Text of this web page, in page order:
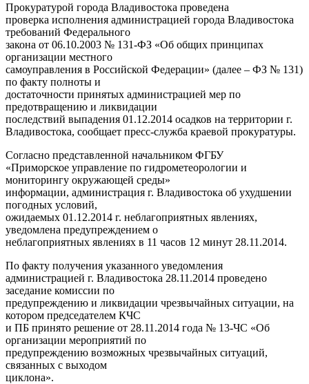
Прокуратурой города Владивостока проведена
проверка исполнения администрацией города Владивостока
требований Федерального
закона от 06.10.2003 № 131-ФЗ «Об общих принципах
организации местного
самоуправления в Российской Федерации» (далее – ФЗ № 131)
по факту полноты и
достаточности принятых администрацией мер по
предотвращению и ликвидации
последствий выпадения 01.12.2014 осадков на территории г.
Владивостока, сообщает пресс-служба краевой прокуратуры.
Согласно представленной начальником ФГБУ
«Приморское управление по гидрометеорологии и
мониторингу окружающей среды»
информации, администрация г. Владивостока об ухудшении
погодных условий,
ожидаемых 01.12.2014 г. неблагоприятных явлениях,
уведомлена предупреждением о
неблагоприятных явлениях в 11 часов 12 минут 28.11.2014.
По факту получения указанного уведомления
администрацией г. Владивостока 28.11.2014 проведено
заседание комиссии по
предупреждению и ликвидации чрезвычайных ситуации, на
котором председателем КЧС
и ПБ принято решение от 28.11.2014 года № 13-ЧС «Об
организации мероприятий по
предупреждению возможных чрезвычайных ситуаций,
связанных с выходом
циклона».